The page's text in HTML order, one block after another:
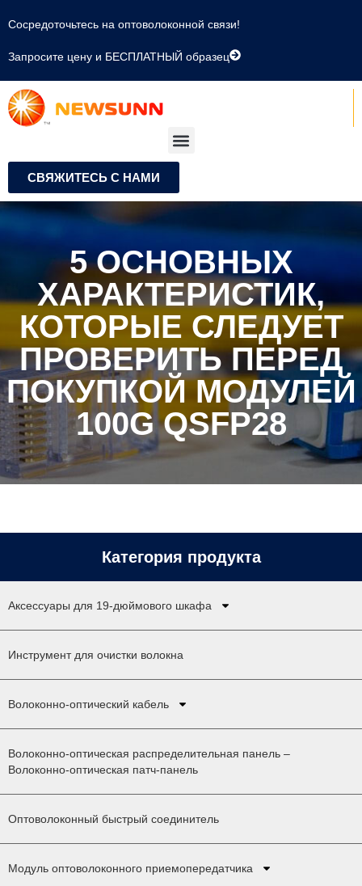
Сосредоточьтесь на оптоволоконной связи!
Запросите цену и БЕСПЛАТНЫЙ образец
СВЯЖИТЕСЬ С НАМИ
5 ОСНОВНЫХ
ХАРАКТЕРИСТИК,
КОТОРЫЕ СЛЕДУЕТ
ПРОВЕРИТЬ ПЕРЕД
ПОКУПКОЙ МОДУЛЕЙ
100G QSFP28
Категория продукта
Аксессуары для 19-дюймового шкафа
Инструмент для очистки волокна
Волоконно-оптический кабель
Волоконно-оптическая распределительная панель –
Волоконно-оптическая патч-панель
Оптоволоконный быстрый соединитель
Модуль оптоволоконного приемопередатчика